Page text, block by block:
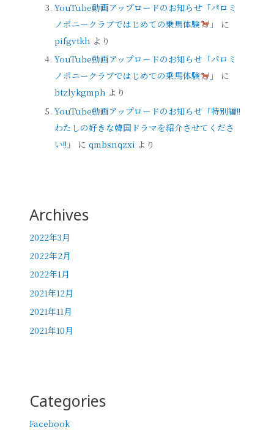
YouTube動画アップロードのお知らせ「パロミ
ノポニークラブではじめての乗馬体験
」
に
pifgvtkh より
YouTube動画アップロードのお知らせ「パロミ
ノポニークラブではじめての乗馬体験
」
に
btzlykgmph より
YouTube動画アップロードのお知らせ「特別編!!
わたしの好きな韓国ドラマを紹介させてくださ
い!!」
にqmbsnqzxi より
Archives
2022年3月
2022年2月
2022年1月
2021年12月
2021年11月
2021年10月
Categories
Facebook